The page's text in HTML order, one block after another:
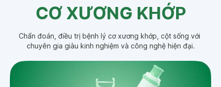
CƠ XƯƠNG KHỚP
Chẩn đoán, điều trị bệnh lý cơ xương khớp, cột sống với
chuyên gia giàu kinh nghiệm và công nghệ hiện đại.